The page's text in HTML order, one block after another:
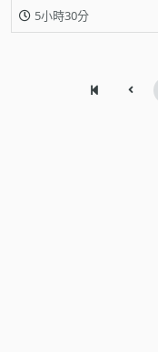
5小時30分